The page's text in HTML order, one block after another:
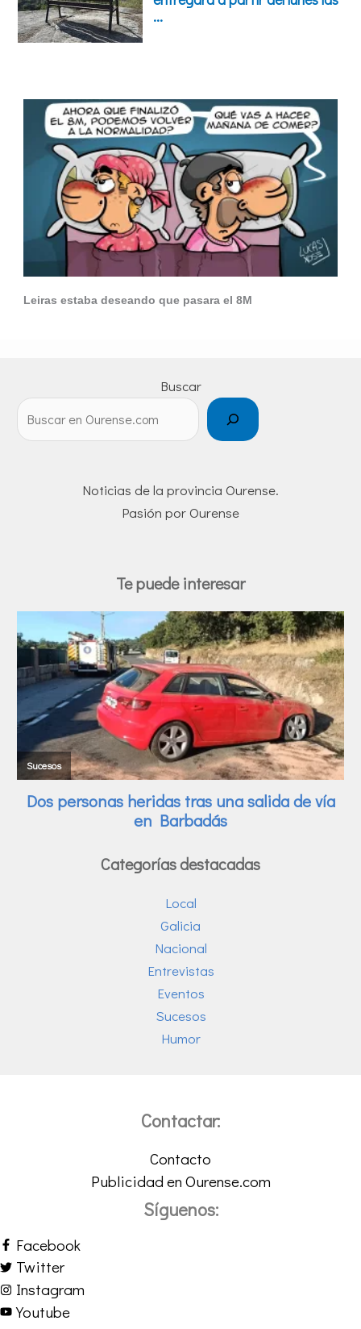
Leiras estaba deseando que pasara el 8M
Buscar
Noticias de la provincia Ourense.
Pasión por Ourense
Te puede interesar
Categorías destacadas
Local
Galicia
Nacional
Entrevistas
Eventos
Sucesos
Humor
Contactar:
Contacto
Publicidad en Ourense.com
Síguenos:
Facebook
Twitter
Instagram
Youtube